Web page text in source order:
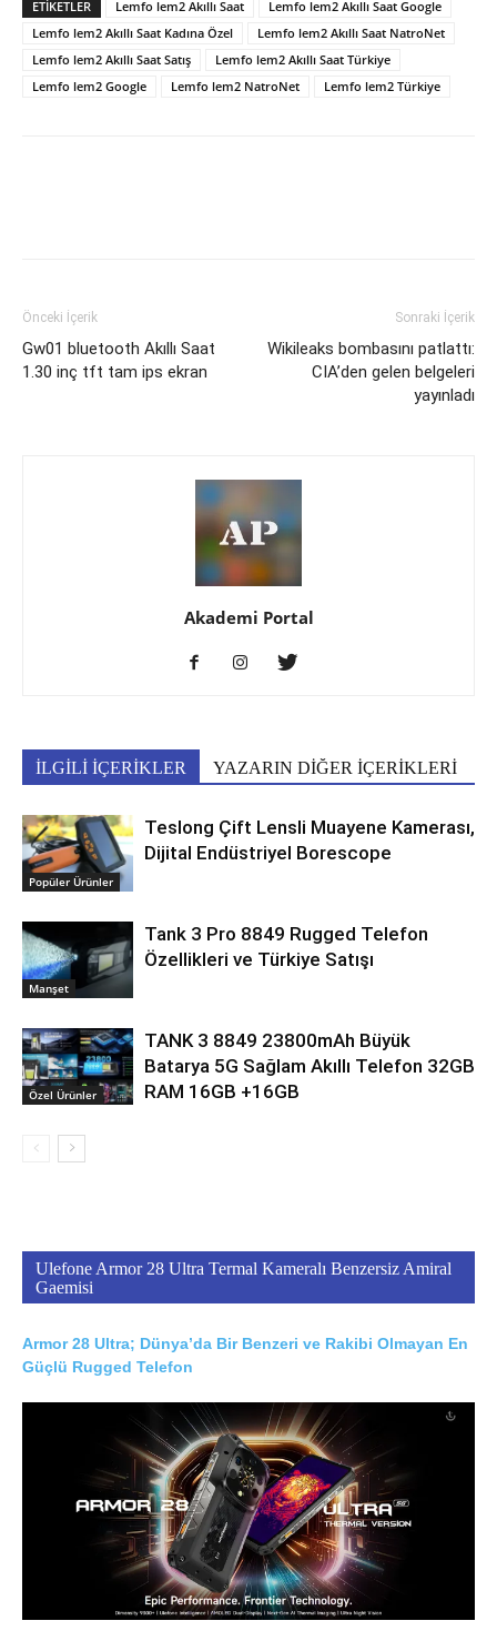
ETİKETLER Lemfo lem2 Akıllı Saat
Lemfo lem2 Akıllı Saat Google
Lemfo lem2 Akıllı Saat Kadına Özel
Lemfo lem2 Akıllı Saat NatroNet
Lemfo lem2 Akıllı Saat Satış
Lemfo lem2 Akıllı Saat Türkiye
Lemfo lem2 Google
Lemfo lem2 NatroNet Lemfo lem2 Türkiye
Önceki İçerik
Gw01 bluetooth Akıllı Saat
1.30 inç tft tam ips ekran
Sonraki İçerik
Wikileaks bombasını patlattı:
CIA’den gelen belgeleri
yayınladı
Akademi Portal
İLGİLİ İÇERİKLER YAZARIN DİĞER İÇERİKLERİ
Popüler Ürünler
Teslong Çift Lensli Muayene Kamerası,
Dijital Endüstriyel Borescope
Manşet
Tank 3 Pro 8849 Rugged Telefon
Özellikleri ve Türkiye Satışı
Özel Ürünler
TANK 3 8849 23800mAh Büyük
Batarya 5G Sağlam Akıllı Telefon 32GB
RAM 16GB +16GB
Ulefone Armor 28 Ultra Termal Kameralı Benzersiz Amiral
Gaemisi
Armor 28 Ultra; Dünya’da Bir Benzeri ve Rakibi Olmayan En
Güçlü Rugged Telefon